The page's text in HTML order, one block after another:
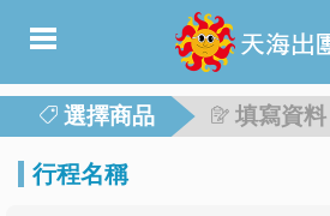
選擇商品 填寫資料
行程名稱